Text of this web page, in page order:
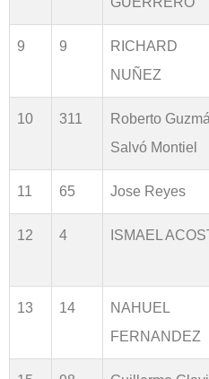
9 9
RICHARD
NUÑEZ
10 311
Roberto
Salvó Montiel
11 65 Jose Reyes
12 4 ISMAEL
13 14
NAHUEL
FERNANDEZ